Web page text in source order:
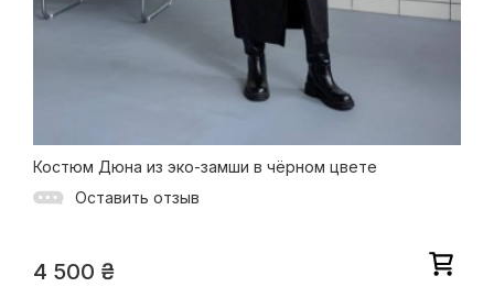
Костюм Дюна из эко-замши в чёрном цвете
Оставить отзыв
4 500 ₴